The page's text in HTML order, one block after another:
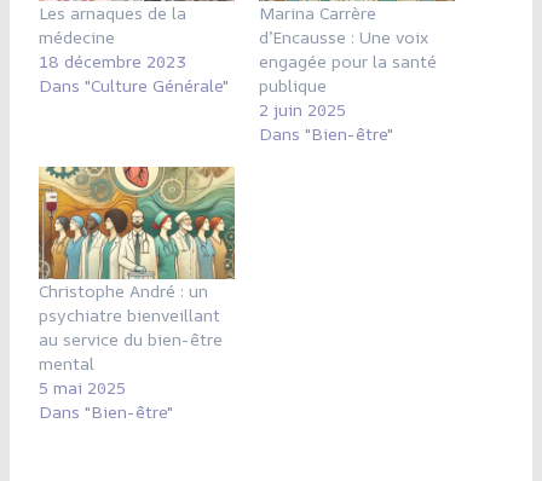
Les arnaques de la
médecine
18 décembre 2023
Dans "Culture Générale"
Marina Carrère
d’Encausse : Une voix
engagée pour la santé
publique
2 juin 2025
Dans "Bien-être"
Christophe André : un
psychiatre bienveillant
au service du bien-être
mental
5 mai 2025
Dans "Bien-être"